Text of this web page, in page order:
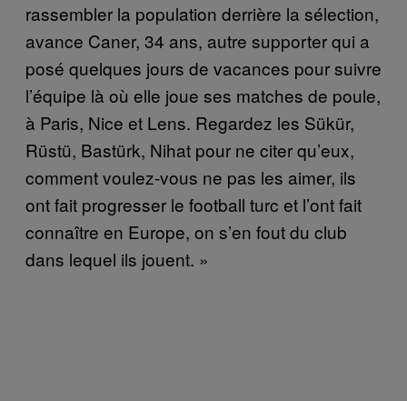
rassembler la population derrière la sélection,
avance Caner, 34 ans, autre supporter qui a
posé quelques jours de vacances pour suivre
l’équipe là où elle joue ses matches de poule,
à Paris, Nice et Lens. Regardez les Sükür,
Rüstü, Bastürk, Nihat pour ne citer qu’eux,
comment voulez-vous ne pas les aimer, ils
ont fait progresser le football turc et l’ont fait
connaître en Europe, on s’en fout du club
dans lequel ils jouent. »